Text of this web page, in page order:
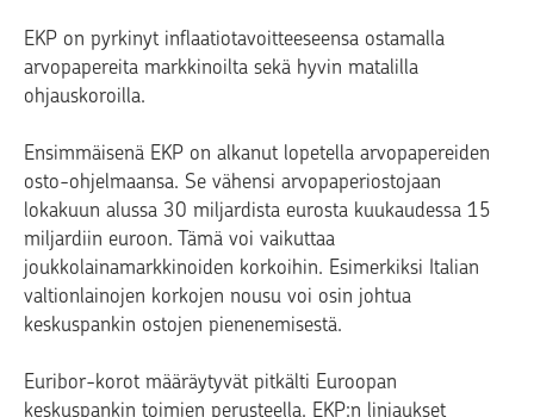
EKP on pyrkinyt inflaatiotavoitteeseensa ostamalla
arvopapereita markkinoilta sekä hyvin matalilla
ohjauskoroilla.
Ensimmäisenä EKP on alkanut lopetella arvopapereiden
osto-ohjelmaansa. Se vähensi arvopaperiostojaan
lokakuun alussa 30 miljardista eurosta kuukaudessa 15
miljardiin euroon. Tämä voi vaikuttaa
joukkolainamarkkinoiden korkoihin. Esimerkiksi Italian
valtionlainojen korkojen nousu voi osin johtua
keskuspankin ostojen pienenemisestä.
Euribor-korot määräytyvät pitkälti Euroopan
keskuspankin toimien perusteella. EKP:n linjaukset